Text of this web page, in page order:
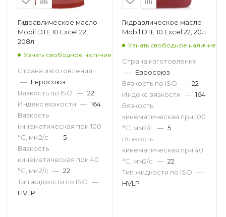
Гидравлическое масло
Mobil DTE 10 Excel 22,
208л
Узнать свободное наличие
Страна изготовления
— Евросоюз
Вязкость по ISO — 22
Индекс вязкости — 164
Вязкость
кинематическая при 100
°С, мм2/с — 5
Вязкость
кинематическая при 40
°С, мм2/с — 22
Тип жидкости по ISO —
HVLP
Гидравлическое масло
Mobil DTE 10 Excel 22, 20л
Узнать свободное наличие
Страна изготовления
— Евросоюз
Вязкость по ISO — 22
Индекс вязкости — 164
Вязкость
кинематическая при 100
°С, мм2/с — 5
Вязкость
кинематическая при 40
°С, мм2/с — 22
Тип жидкости по ISO —
HVLP